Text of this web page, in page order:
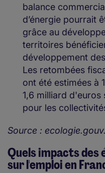
balance
d’énergie pourrait
grâce au
territoires
développement
Les retombées
ont été estimées à
1,6 milliard
pour les
Source :
Quels impacts des
sur l'emploi en